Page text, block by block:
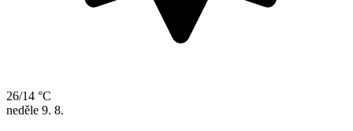
26/14 °C
neděle 9. 8.